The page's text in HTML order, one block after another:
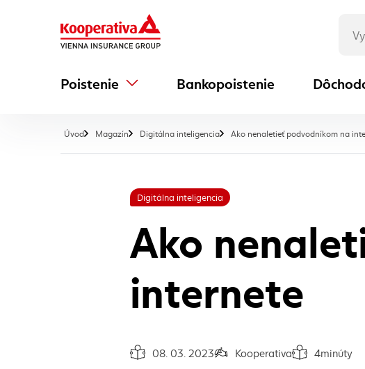
Poistenie Bankopoistenie (externý
Úvod Magazín Digitálna inteligencia Ako nenaletieť podvodníkom na
Digitálna inteligencia
Ako
internete
Dátum vydania článku:
08. 03. 2023Autor článku:
KooperativaČas na
4minúty